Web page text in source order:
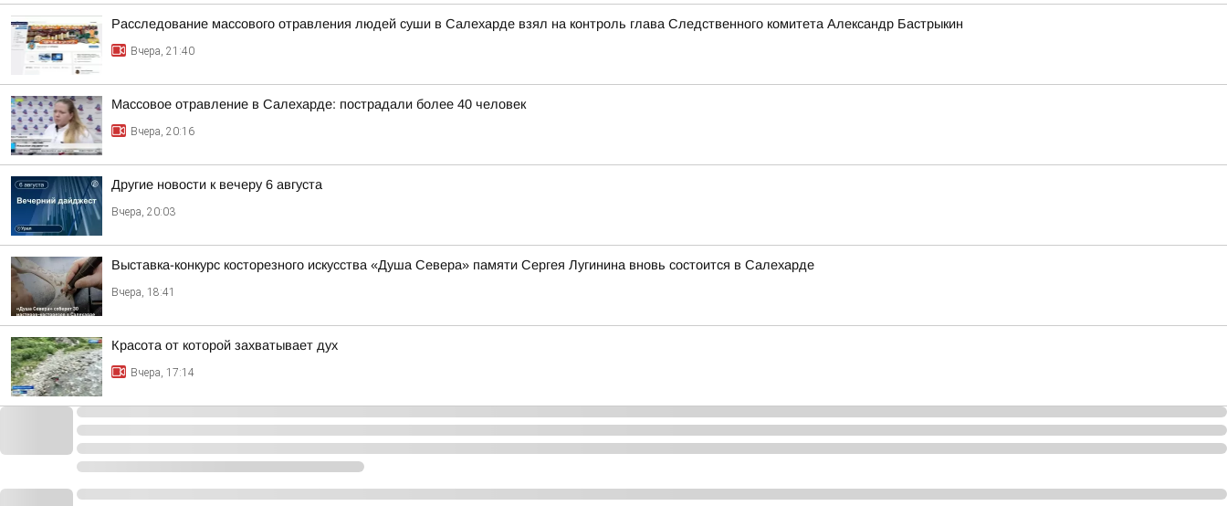
Расследование массового отравления людей суши в Салехарде взял на контроль глава Следственного комитета Александр Бастрыкин
Вчера, 21:40
Массовое отравление в Салехарде: пострадали более 40 человек
Вчера, 20:16
Другие новости к вечеру 6 августа
Вчера, 20:03
Выставка-конкурс косторезного искусства «Душа Севера» памяти Сергея Лугинина вновь состоится в Салехарде
Вчера, 18:41
Красота от которой захватывает дух
Вчера, 17:14